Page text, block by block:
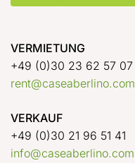
VERMIETUNG
+49 (0)30 23 62 57 07
rent@caseaberlino.com
VERKAUF
+49 (0)30 21 96 51 41
info@caseaberlino.com